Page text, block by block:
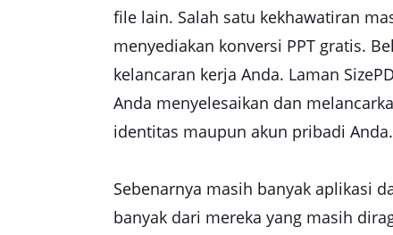
file lain. Salah satu kekhawatiran
menyediakan konversi PPT gratis.
kelancaran kerja Anda. Laman
Anda menyelesaikan dan
identitas maupun akun pribadi Anda.
Sebenarnya masih banyak aplikasi
banyak dari mereka yang masih